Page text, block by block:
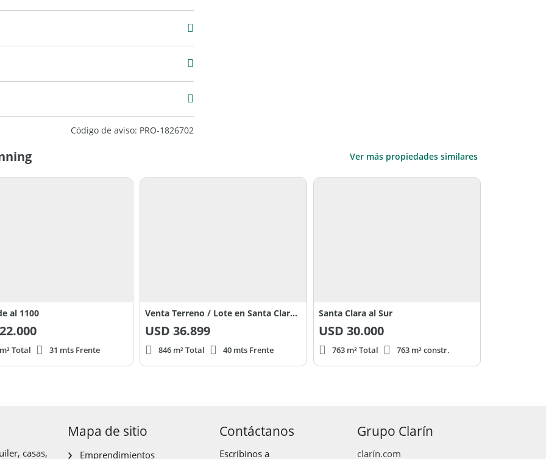
Código de aviso: PRO-1826702
Ver más propiedades similares
al 1100
22.000
Total 31 mts Frente
Venta Terreno / Lote en Santa Clara al Sur Canning 0
USD 36.899
846 m² Total 40 mts Frente
Santa Clara al Sur
USD 30.000
763 m² Total 763 m² constr.
casas,
Mapa de sitio
Emprendimientos
Contáctanos
Escribinos a
Grupo Clarín
clarín.com